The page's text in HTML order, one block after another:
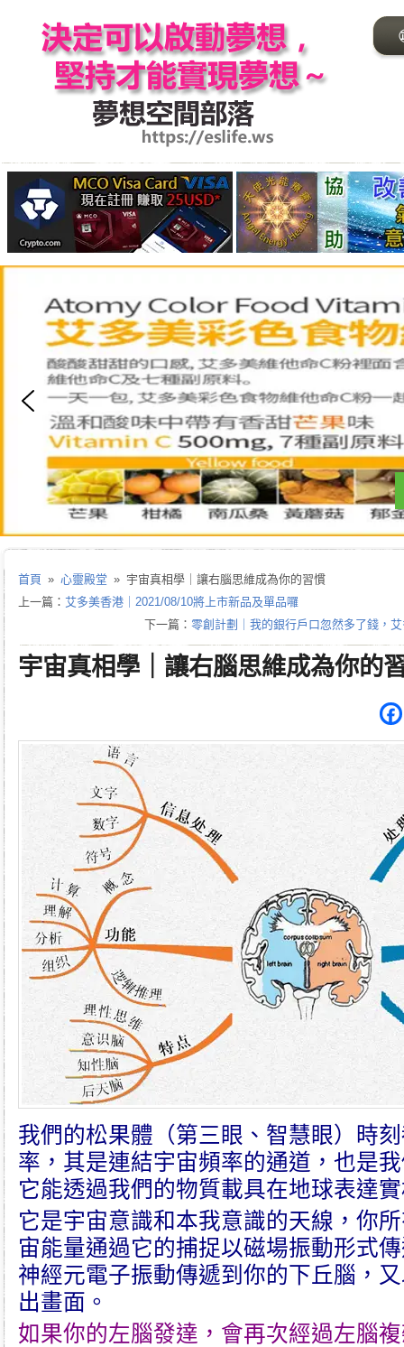
首頁 » 心靈殿堂 » 宇宙真相學｜讓右腦思維成為你的習慣
上一篇： 艾多美香港｜2021/08/10將上市新品及單品囉
下一篇： 零創計劃｜我的銀行戶口忽然多了錢，
宇宙真相學｜讓右腦思維成為你的
我們的松果體 （第三眼 、智慧眼）時
率，其是連結宇宙頻率的通道，也是
它能透過我們的物質載具在地球表達
它是宇宙意識和本我意識的天線，你
宙能量通過它的捕捉以磁場振動形式
神經元電子振動傳遞到你的下丘腦，
出畫面。
如果你的左腦發達，會再次經過左腦